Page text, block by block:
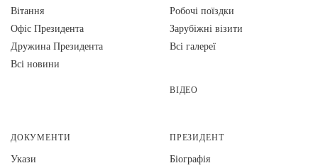
Вiтання
Офіс Президента
Дружина Президента
Всі новини
Робочі поїздки
Зарубіжні візити
Всі галереї
ВІДЕО
ДОКУМЕНТИ
Укази
ПРЕЗИДЕНТ
Біографія